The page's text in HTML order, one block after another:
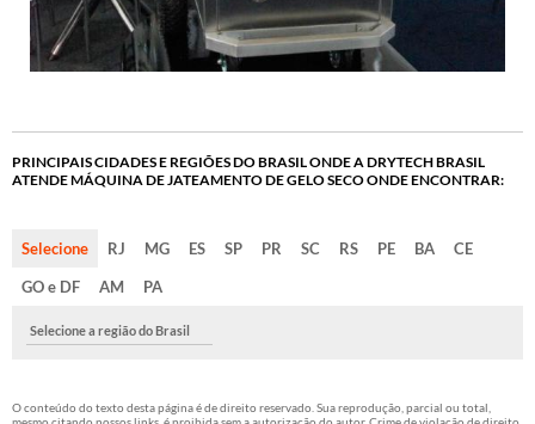
PRINCIPAIS CIDADES E REGIÕES DO BRASIL ONDE A DRYTECH BRASIL
ATENDE MÁQUINA DE JATEAMENTO DE GELO SECO ONDE ENCONTRAR:
Selecione RJ MG ES SP PR SC RS PE BA
CE
GO e DF
AM PA
Selecione a região do Brasil
O conteúdo do texto desta página é de direito reservado. Sua reprodução, parcial ou total,